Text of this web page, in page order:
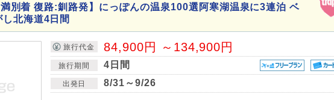
別着 復路:釧路発】にっぽんの温泉100選阿寒湖温泉に3連泊 ベ
北海道4日間
旅行代金 84,900円 ～134,900円
旅行期間 4日間
出発日 8/31～9/26